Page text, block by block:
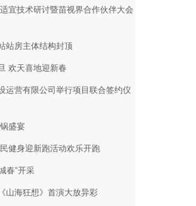
宜技术研讨暨苗视界合作伙伴大会
站房主体结构封顶
欢天喜地迎新春
运营有限公司举行项目联合签约仪
盛宴
健身迎新跑活动欢乐开跑
春”开采
山海狂想》首演大放异彩